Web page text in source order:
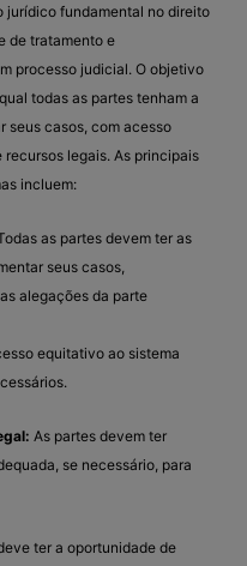
jurídico fundamental no direito
de tratamento e
processo judicial. O objetivo
todas as partes tenham a
seus casos, com acesso
legais. As principais
incluem:
as partes devem ter as
seus casos,
alegações da parte
equitativo ao sistema
As partes devem ter
se necessário, para
ter a oportunidade de